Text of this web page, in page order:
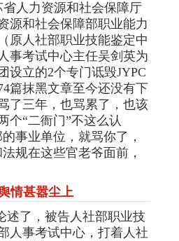
省人力资源和社会保障厅
源和社会保障部职业能力
原人社部职业技能鉴定中
事考试中心主任吴剑英为
设立的2个专门诋毁JYPC
篇抹黑文章至今还没有下
了三年，也骂累了，也该
个“二衙门”不这么认
事业单位，就骂你了，
规在这些官老爷面前，
情甚嚣尘上
述了，被告人社部职业技
人事考试中心，打着人社